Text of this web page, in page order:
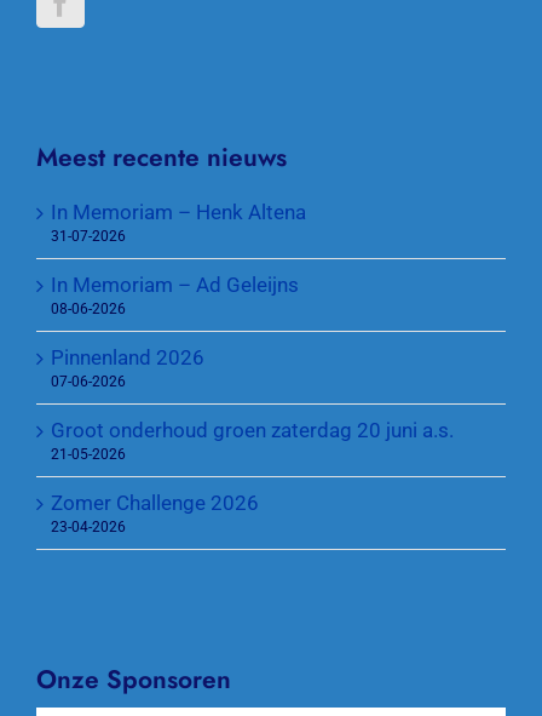
Meest recente nieuws
In Memoriam – Henk Altena
31-07-2026
In Memoriam – Ad Geleijns
08-06-2026
Pinnenland 2026
07-06-2026
Groot onderhoud groen zaterdag 20 juni a.s.
21-05-2026
Zomer Challenge 2026
23-04-2026
Onze Sponsoren